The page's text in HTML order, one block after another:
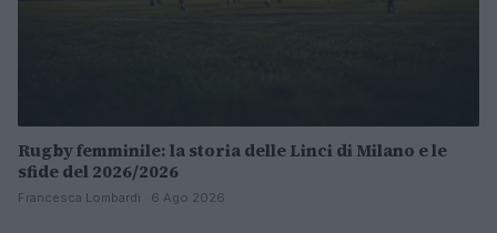
Rugby femminile: la storia delle Linci di Milano e le
sfide del 2026/2026
Francesca Lombardi · 6 Ago 2026